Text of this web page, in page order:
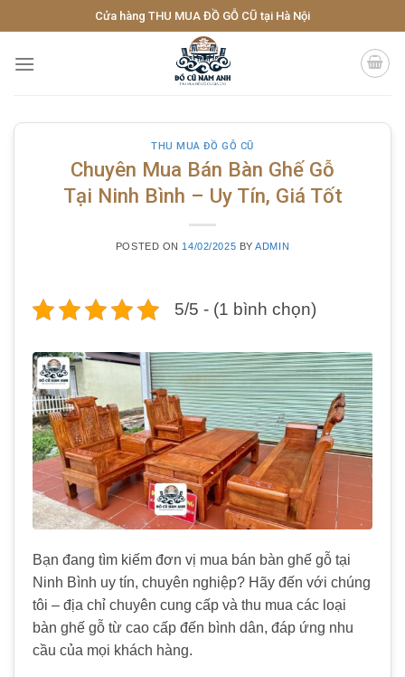
to
content
Cửa hàng THU MUA ĐỒ GỖ CŨ tại Hà Nội
THU MUA ĐỒ GỖ CŨ
Chuyên Mua Bán Bàn Ghế Gỗ
Tại Ninh Bình – Uy Tín, Giá Tốt
POSTED ON 14/02/2025 BYADMIN
5/5 - (1 bình chọn)
Bạn đang tìm kiếm đơn vị mua bán bàn ghế gỗ tại
Ninh Bình uy tín, chuyên nghiệp? Hãy đến với chúng
tôi – địa chỉ chuyên cung cấp và thu mua các loại
bàn ghế gỗ từ cao cấp đến bình dân, đáp ứng nhu
cầu của mọi khách hàng.